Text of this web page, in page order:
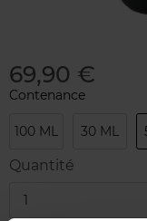
69,90 €
Contenance
100 ML 30 ML
Quantité
1